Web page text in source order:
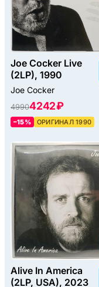
Joe Cocker Live
(2LP), 1990
Joe Cocker
49904242 ₽
–15% ОРИГИНАЛ 1990
Alive In America
(2LP, USA), 2023